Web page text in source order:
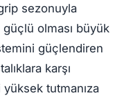
sezonuyla
güçlü olması büyük
güçlendiren
karşı
tutmanıza